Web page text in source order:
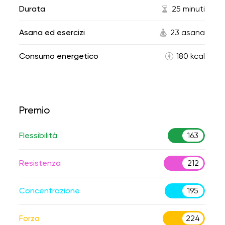
Durata 25 minuti
Asana ed esercizi 23 asana
Consumo energetico 180 kcal
Premio
Flessibilità 163
Resistenza 212
Concentrazione 195
Forza 224